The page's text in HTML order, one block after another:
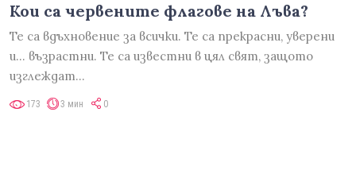
Кои са червените флагове на Лъва?
Те са вдъхновение за всички. Те са прекрасни, уверени
и... възрастни. Те са известни в цял свят, защото
изглеждат…
173 3 мин 0